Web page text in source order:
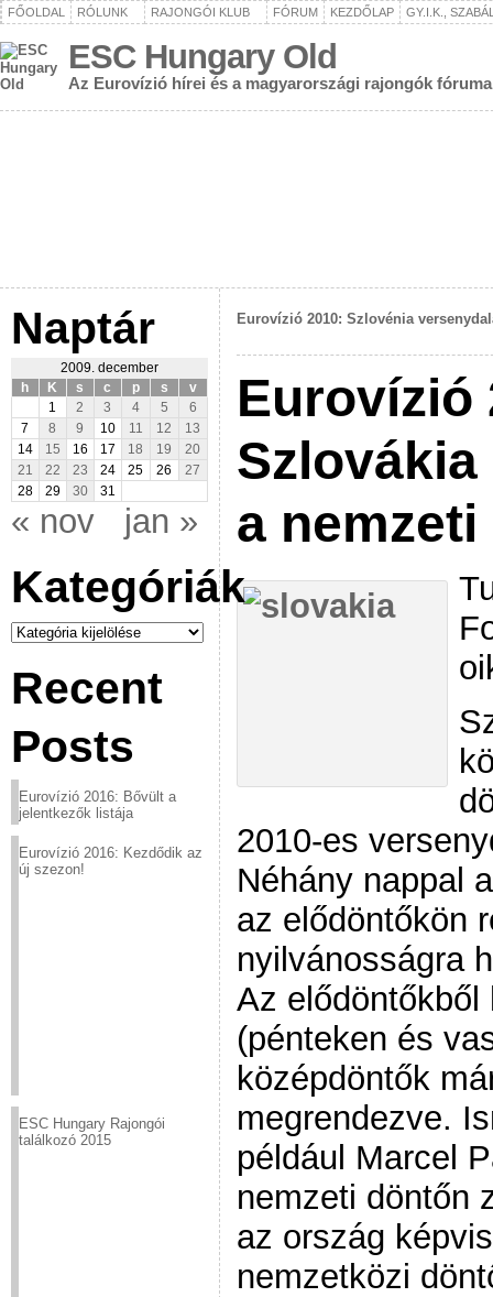
FŐOLDAL RÓLUNK RAJONGÓI KLUB FÓRUM KEZDŐLAP GY.I.K.,
ESC Hungary Old
Az Eurovízió hírei és a magyarországi rajongók fóruma
Naptár
2009. december
h
K s c p s
v
1
2 3 4 5
6
7
8 9 10 11 12
13
14
15 16 17 18 19
20
21
22 23 24 25 26
27
28
29 30 31
« nov jan »
Kategóriák
Kategóriák
Recent
Posts
Eurovízió 2016: Bővült a
jelentkezők listája
Eurovízió 2016: Kezdődik az
új szezon!
ESC Hungary Rajongói
találkozó 2015
Eurovízió 2010: Szlovénia
Eurovízió
a
2010-es
Néhány nappal
az elődöntőkön
nyilvánosságra
Az
(pénteken és
középdöntők
megrendezve.
például Marcel
nemzeti döntőn
az ország
nemzetközi